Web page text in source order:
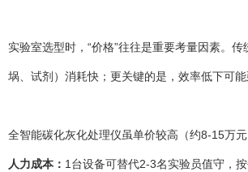
实验室选型时，“价格”往往是重要考量因素。
埚、试剂）消耗快；更关键的是，效率低下可
全智能碳化灰化处理仪虽单价较高（约8-15万
人力成本： 1台设备可替代2-3名实验员值守，